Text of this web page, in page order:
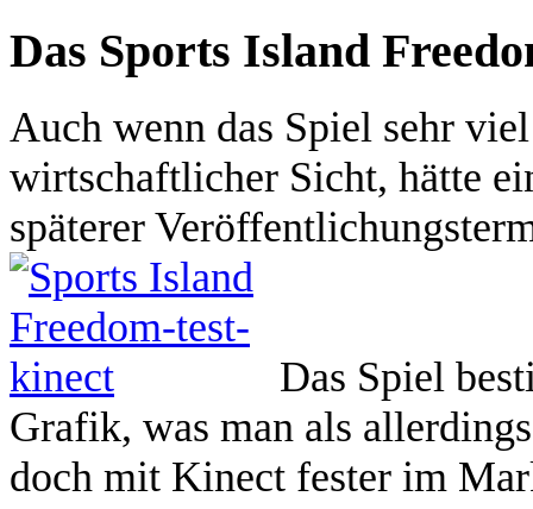
Das Sports Island
Auch wenn das Spiel sehr
wirtschaftlicher Sicht, hätte
späterer
Das Spiel
Grafik, was man als
doch mit Kinect fester im